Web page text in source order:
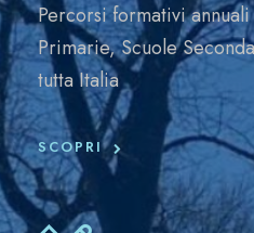
Percorsi formativi
Primarie, Scuole
tutta Italia
SCOPRI